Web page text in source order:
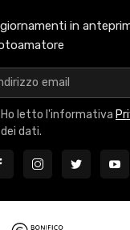
in
Ho letto l'informativa
dei dati.